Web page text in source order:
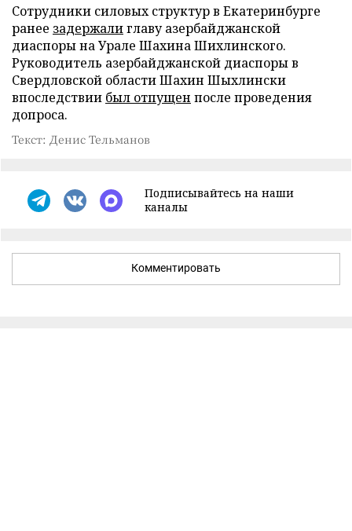
Сотрудники силовых структур в Екатеринбурге
ранее задержалиглаву азербайджанской
диаспоры на Урале Шахина Шихлинского.
Руководитель азербайджанской диаспоры в
Свердловской области Шахин Шыхлински
впоследствии был отпущен после проведения
допроса.
Текст: Денис Тельманов
Подписывайтесь на наши
каналы
Комментировать